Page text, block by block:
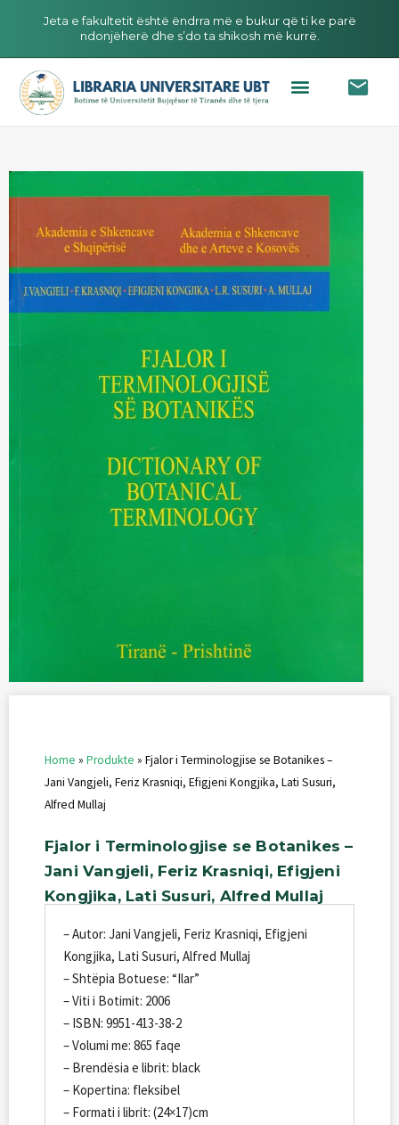
Jeta e fakultetit është ëndrra më e bukur që ti ke parë
ndonjëherë dhe s’do ta shikosh më kurrë.
Home » Produkte » Fjalor i Terminologjise se Botanikes –
Jani Vangjeli, Feriz Krasniqi, Efigjeni Kongjika, Lati Susuri,
Alfred Mullaj
Fjalor i Terminologjise se Botanikes –
Jani Vangjeli, Feriz Krasniqi, Efigjeni
Kongjika, Lati Susuri, Alfred Mullaj
– Autor: Jani Vangjeli, Feriz Krasniqi, Efigjeni
Kongjika, Lati Susuri, Alfred Mullaj
– Shtëpia Botuese: “Ilar”
– Viti i Botimit: 2006
– ISBN: 9951-413-38-2
– Volumi me: 865 faqe
– Brendësia e librit: black
– Kopertina: fleksibel
– Formati i librit: (24×17)cm